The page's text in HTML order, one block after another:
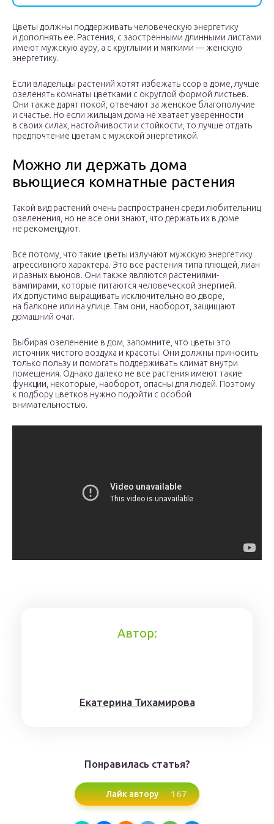
Цветы должны поддерживать человеческую энергетику
и дополнять ее. Растения, с заостренными длинными листами
имеют мужскую ауру, а с круглыми и мягкими — женскую
энергетику.
Если владельцы растений хотят избежать ссор в доме, лучше
озеленять комнаты цветками с округлой формой листьев.
Они также дарят покой, отвечают за женское благополучие
и счастье. Но если жильцам дома не хватает уверенности
в своих силах, настойчивости и стойкости, то лучше отдать
предпочтение цветам с мужской энергетикой.
Можно ли держать дома
вьющиеся комнатные растения
Такой вид растений очень распространен среди любительниц
озеленения, но не все они знают, что держать их в доме
не рекомендуют.
Все потому, что такие цветы излучают мужскую энергетику
агрессивного характера. Это все растения типа плющей, лиан
и разных вьюнов. Они также являются растениями-
вампирами, которые питаются человеческой энергией.
Их допустимо выращивать исключительно во дворе,
на балконе или на улице. Там они, наоборот, защищают
домашний очаг.
Выбирая озеленение в дом, запомните, что цветы это
источник чистого воздуха и красоты. Они должны приносить
только пользу и помогать поддерживать климат внутри
помещения. Однако далеко не все растения имеют такие
функции, некоторые, наоборот, опасны для людей. Поэтому
к подбору цветков нужно подойти с особой
внимательностью.
Автор:
Eкaтерина Тихaмировa
Понравилась статья?
Лайк автору 167